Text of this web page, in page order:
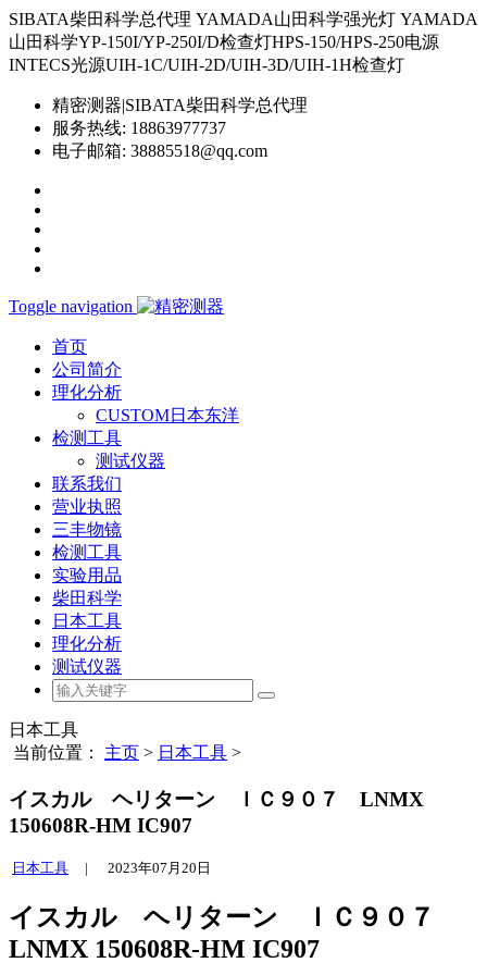
SIBATA柴田科学总代理 YAMADA山田科学强光灯 YAMADA
山田科学YP-150I/YP-250I/D检查灯HPS-150/HPS-250电源
INTECS光源UIH-1C/UIH-2D/UIH-3D/UIH-1H检查灯
精密测器|SIBATA柴田科学总代理
服务热线: 18863977737
电子邮箱: 38885518@qq.com
Toggle navigation
首页
公司简介
理化分析
CUSTOM日本东洋
检测工具
测试仪器
联系我们
营业执照
三丰物镜
检测工具
实验用品
柴田科学
日本工具
理化分析
测试仪器
日本工具
当前位置： 主页 > 日本工具 >
イスカル ヘリターン ＩＣ９０７ LNMX
150608R-HM IC907
日本工具 | 2023年07月20日
イスカル ヘリターン ＩＣ９０７
LNMX 150608R-HM IC907